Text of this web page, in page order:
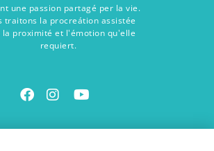
une passion partagé per la vie.
traitons la procreátion assistée
la proximité et l'émotion qu'elle
requiert.